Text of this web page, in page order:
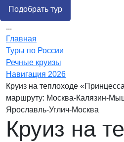
Подобрать тур
...
Главная
Туры по России
Речные круизы
Навигация 2026
Круиз на теплоходе
маршруту: Москва-Калязин-
Ярославль-Углич-Москва
Круиз на